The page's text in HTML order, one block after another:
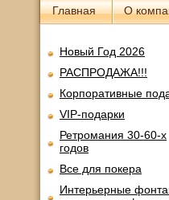
Главная О
Новый Год 2026
РАСПРОДАЖА!!!
Корпоративные
VIP-подарки
Ретромания 30-60-х
годов
Все для покера
Интерьерные